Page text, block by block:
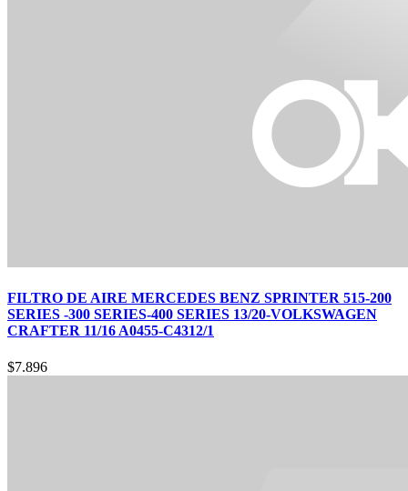
FILTRO DE AIRE MERCEDES BENZ SPRINTER 515-200
SERIES -300 SERIES-400 SERIES 13/20-VOLKSWAGEN
CRAFTER 11/16 A0455-C4312/1
$7.896